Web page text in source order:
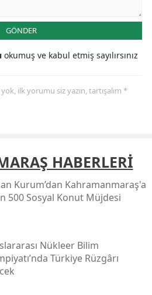
GÖNDER
okumuş ve kabul etmiş sayılırsınız
ilk yorumu siz yazın, tartışalım *
HABERLERİ
Kurum’dan Kahramanmaraş'a
500 Sosyal Konut Müjdesi
Nükleer Bilim
Türkiye Rüzgârı